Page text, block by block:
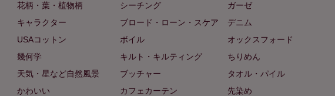
花柄・葉・植物柄
キャラクター
USAコットン
幾何学
天気・星など自然風景
かわいい
シーチング ガーゼ
ブロード・ローン・スケア
デニム
ボイル
オックスフォード
キルト・キルティング
ちりめん
ブッチャー
タオル・パイル
カフェカーテン
先染め